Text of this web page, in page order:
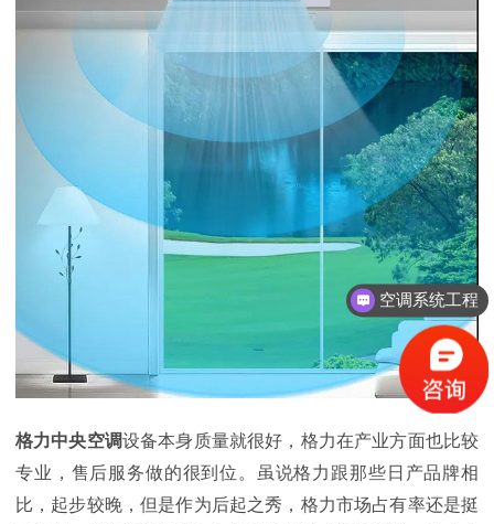
格力中央空调设备本身质量就很好，格力在产业方面也比较
专业，售后服务做的很到位。虽说格力跟那些日产品牌相
比，起步较晚，但是作为后起之秀，格力市场占有率还是挺
空调系统工程